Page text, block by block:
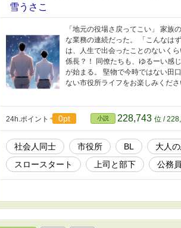
雪うさこ
「地元の役場さ戻ってこい」 家
な業務の連続だった。 「こんなは
は、人生で出会ったことのないく
係長？！ 同僚たちも、ゆるーい感
が始まる。 堅物で今時ではない田
ない市役所ライフをお楽しみくださ
24h.ポイント 0pt 小説 228,743 位 /
社会人同士 市役所 BL 大人
スロースタート
上司と部下 公務員